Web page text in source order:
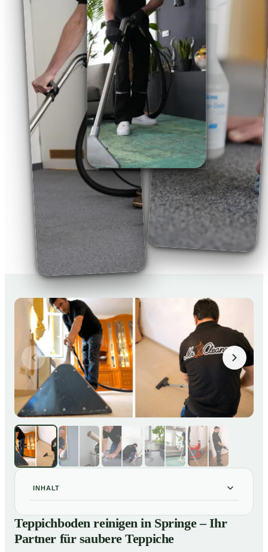
INHALT
01Teppichboden reinigen in Springe – Ihr Partner für
saubere Teppiche
Unsere Leistungen beim Teppichboden reinigen in
Teppichboden reinigen in Springe – Ihr
Partner für saubere Teppiche